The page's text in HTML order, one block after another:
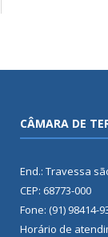
CÂMARA DE
End.: Travessa
CEP: 68773-000
Fone: (91) 98414-
Horário de